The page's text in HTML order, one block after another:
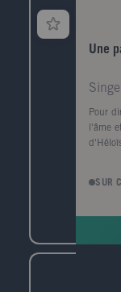
Une
Pour
l'âme
cette
SUR